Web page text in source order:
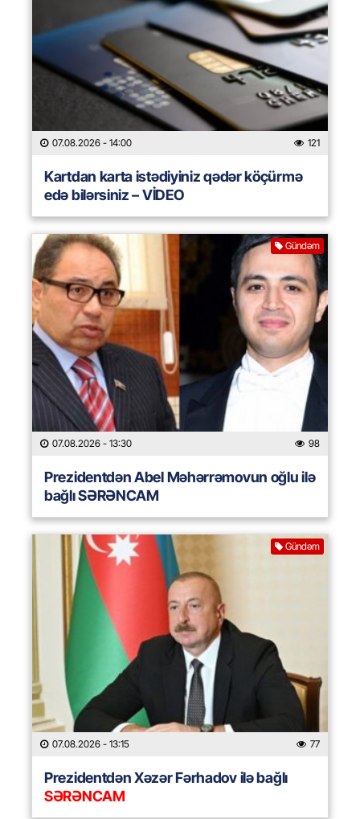
07.08.2026 - 14:00 121
Kartdan karta istədiyiniz qədər köçürmə
edə bilərsiniz – VİDEO
Gündəm
07.08.2026 - 13:30 98
Prezidentdən Abel Məhərrəmovun oğlu ilə
bağlı SƏRƏNCAM
Gündəm
07.08.2026 - 13:15 77
Prezidentdən Xəzər Fərhadov ilə bağlı
SƏRƏNCAM